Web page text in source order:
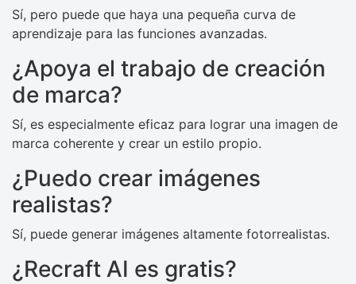
Sí, pero puede que haya una pequeña curva de
aprendizaje para las funciones avanzadas.
¿Apoya el trabajo de creación
de marca?
Sí, es especialmente eficaz para lograr una imagen de
marca coherente y crear un estilo propio.
¿Puedo crear imágenes
realistas?
Sí, puede generar imágenes altamente fotorrealistas.
¿Recraft AI es gratis?